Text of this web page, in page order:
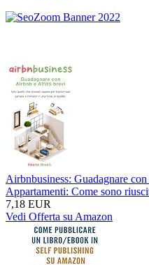
Airbnbusiness: Guadagnare
Appartamenti: Come sono
7,18 EUR
Vedi Offerta su Amazon